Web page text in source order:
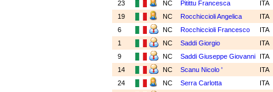
23
NC Pitittu Francesca
ITA
19
NC Rocchiccioli Angelica
ITA
6
NC Rocchiccioli Francesco
ITA
1
NC Saddi Giorgio
ITA
9
NC Saddi Giuseppe Giovanni
ITA
14
NC Scanu Nicolo '
ITA
24
NC Serra Carlotta
ITA